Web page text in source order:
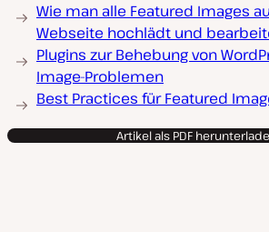
Wie man alle Featured Images
Webseite hochlädt und
Plugins zur Behebung von
Image-Problemen
Best Practices für Featured
Artikel als PDF